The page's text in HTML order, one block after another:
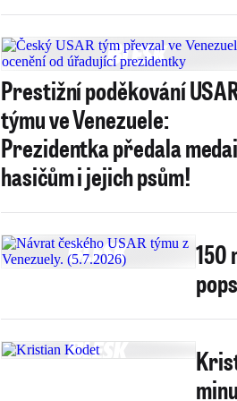
Prestižní poděkování
týmu ve Venezuele:
Prezidentka předala
hasičům i jejich psům!
150